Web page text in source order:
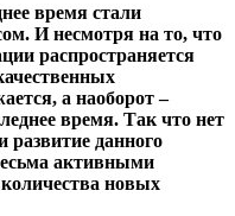
время стали
И несмотря на то, что
распространяется
а наоборот –
время. Так что нет
развитие данного
активными
новых